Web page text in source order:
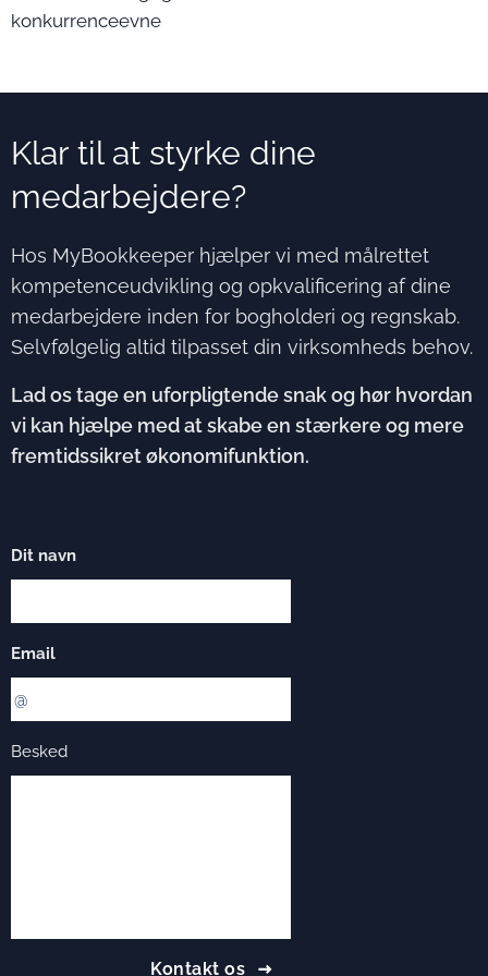
konkurrenceevne
Klar til at styrke dine
medarbejdere?
Hos MyBookkeeper hjælper vi med målrettet
kompetenceudvikling og opkvalificering af dine
medarbejdere inden for bogholderi og regnskab.
Selvfølgelig altid tilpasset din virksomheds behov.
Lad os tage en uforpligtende snak og hør hvordan
vi kan hjælpe med at skabe en stærkere og mere
fremtidssikret økonomifunktion.
Dit navn
Email
Besked
Kontakt os